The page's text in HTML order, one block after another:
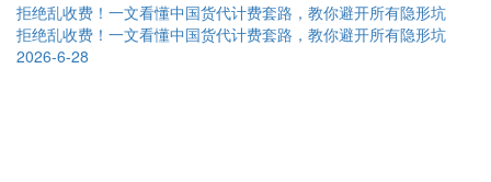
拒绝乱收费！一文看懂中国货代计费套路，教你避开所有隐形坑
拒绝乱收费！一文看懂中国货代计费套路，教你避开所有隐形坑
2026-6-28